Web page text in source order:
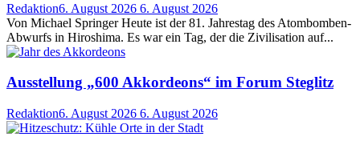
Redaktion6. August 2026 6. August 2026
Von Michael Springer Heute ist der 81. Jahrestag des Atombomben-
Abwurfs in Hiroshima. Es war ein Tag, der die Zivilisation auf...
Ausstellung „600 Akkordeons“ im Forum Steglitz
Redaktion6. August 2026 6. August 2026